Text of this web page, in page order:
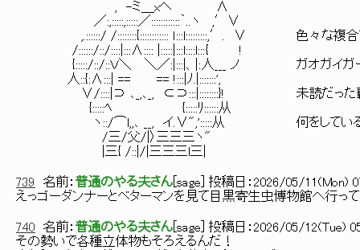
, -ミ＿xヘ ∧
／:,:::::,:::::／::::::::::::｀..ヽ ,′∨
,.::::::/ /::::::::{:::::::::::: ｌ:::l:::::::::,′. ∨ 色々な複合で
/::::::/::/::::|:::∧:::: |:::::|:::l::::l::: { !
{:::::/::/::Ｖ＼ ＼／:|:::|、|: 人___ ノ ガオガイガーを
人::{:∧:::| == == !:::|ﾉ.|:::::::',
∨/::::|⊃ ､_,､_, ⊂⊃:::|::::::::}! 未読だった覇界王
{:::::ﾍ {:::::ﾘ::::::从
ヽ::/⌒l,,､ __, イ.∨",':::::从 何をしている
/三/父/|〉三三三ヽ"
|三{ /::|/|三三三l三|
739 名前： 普通のやる夫さん sage ] 投稿日： 2026/05/11(Mon)
えっゴーダンナーとベターマンを見て目黒寄生虫博物館へ行っ
740 名前： 普通のやる夫さん sage ] 投稿日： 2026/05/12(Tue)
その勢いで各種立体物もそろえるんだ！